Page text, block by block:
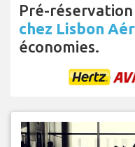
Pré-réservation
chez Lisbon
économies.